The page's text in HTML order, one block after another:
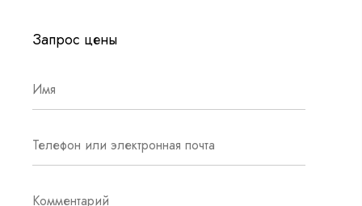
Запрос цены